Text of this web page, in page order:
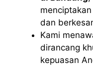
dan
Kami
dirancang
kepuasan